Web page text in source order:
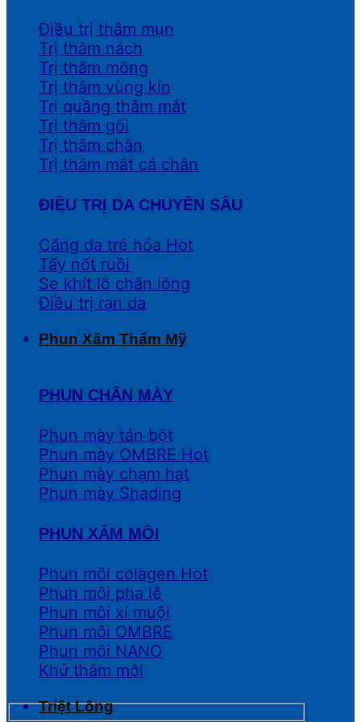
Điều trị thâm mụn
Trị thâm nách
Trị thâm mông
Trị thâm vùng kín
Trị quầng thâm mắt
Trị thâm gối
Trị thâm chân
Trị thâm mắt cá chân
ĐIỀU TRỊ DA CHUYÊN SÂU
Căng da trẻ hóa
Tẩy nốt ruồi
Se khít lỗ chân lông
Điều trị rạn da
Phun Xăm Thẩm Mỹ
PHUN CHÂN MÀY
Phun mày tán bột
Phun mày OMBRE
Phun mày chạm hạt
Phun mày Shading
PHUN XĂM MÔI
Phun môi colagen
Phun môi pha lê
Phun môi xí muội
Phun môi OMBRE
Phun môi NANO
Khử thâm môi
Triệt Lông